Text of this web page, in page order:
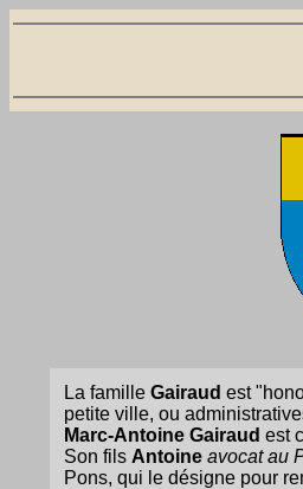
La famille Gairaud est
petite ville, ou
Marc-Antoine Gairaud est
Son fils Antoine avocat au
Pons, qui le désigne pour